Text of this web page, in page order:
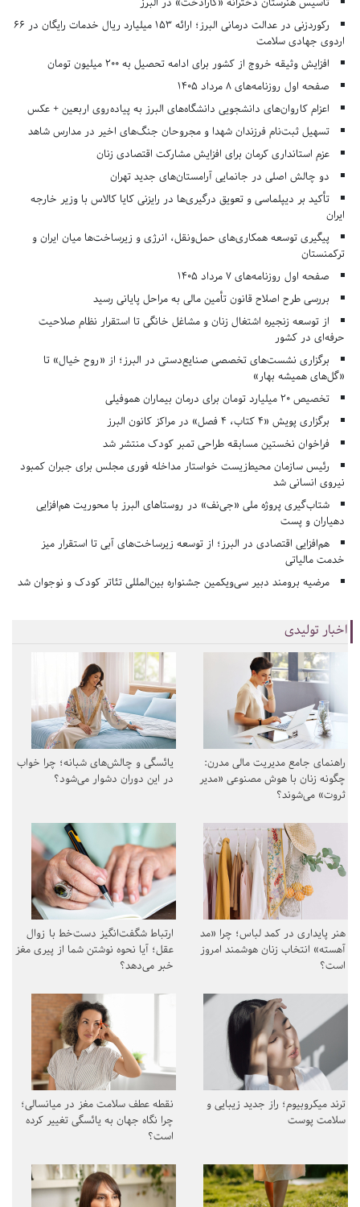
رکوردزنی در عدالت درمانی البرز؛ ارائه ۱۵۳ میلیارد ریال خدمات رایگان در ۶۶
اردوی جهادی سلامت
افزایش وثیقه خروج از کشور برای ادامه تحصیل به ۲۰۰ میلیون تومان
صفحه اول روزنامه‌های 8 مرداد 1405
اعزام کاروان‌های دانشجویی دانشگاه‌های البرز به پیاده‌روی اربعین + عکس
تسهیل ثبت‌نام فرزندان شهدا و مجروحان جنگ‌های اخیر در مدارس شاهد
عزم استانداری کرمان برای افزایش مشارکت اقتصادی زنان
دو چالش اصلی در جانمایی آرامستان‌های جدید تهران
تأکید بر دیپلماسی و تعویق درگیری‌ها در رایزنی کایا کالاس با وزیر خارجه
ایران
پیگیری توسعه همکاری‌های حمل‌ونقل، انرژی و زیرساخت‌ها میان ایران و
ترکمنستان
صفحه اول روزنامه‌های 7 مرداد 1405
بررسی طرح اصلاح قانون تأمین مالی به مراحل پایانی رسید
از توسعه زنجیره اشتغال زنان و مشاغل خانگی تا استقرار نظام صلاحیت
حرفه‌ای در کشور
برگزاری نشست‌های تخصصی صنایع‌دستی در البرز؛ از «روح خیال» تا
«گل‌های همیشه بهار»
تخصیص ۲۰ میلیارد تومان برای درمان بیماران هموفیلی
برگزاری پویش «۴ کتاب، ۴ فصل» در مراکز کانون البرز
فراخوان نخستین مسابقه طراحی تمبر کودک منتشر شد
رئیس سازمان محیط‌زیست خواستار مداخله فوری مجلس برای جبران کمبود
نیروی انسانی شد
شتاب‌گیری پروژه ملی «جی‌نف» در روستاهای البرز با محوریت هم‌افزایی
دهیاران و پست
هم‌افزایی اقتصادی در البرز؛ از توسعه زیرساخت‌های آبی تا استقرار میز
خدمت مالیاتی
مرضیه برومند دبیر سی‌ویکمین جشنواره بین‌المللی تئاتر کودک و نوجوان شد
اخبار تولیدی
راهنمای جامع مدیریت مالی مدرن:
چگونه زنان با هوش مصنوعی «مدیر
ثروت» می‌شوند؟
یائسگی و چالش‌های شبانه؛ چرا خواب
در این دوران دشوار می‌شود؟
هنر پایداری در کمد لباس؛ چرا «مد
آهسته» انتخاب زنان هوشمند امروز
است؟
ارتباط شگفت‌انگیز دست‌خط با زوال
عقل؛ آیا نحوه نوشتن شما از پیری مغز
خبر می‌دهد؟
ترند میکروبیوم؛ راز جدید زیبایی و
سلامت پوست
نقطه عطف سلامت مغز در میانسالی؛
چرا نگاه جهان به یائسگی تغییر کرده
است؟